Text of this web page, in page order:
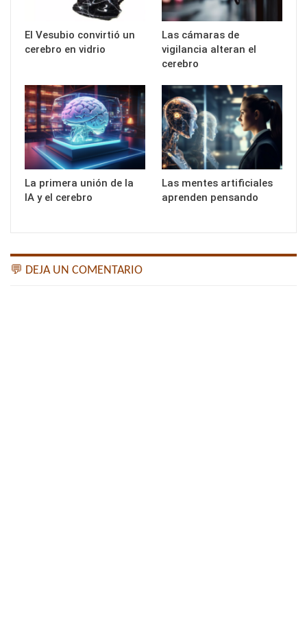
El Vesubio convirtió un
cerebro en vidrio
Las cámaras de
vigilancia alteran el
cerebro
La primera unión de la
IA y el cerebro
Las mentes artificiales
aprenden pensando
💬 DEJA UN COMENTARIO